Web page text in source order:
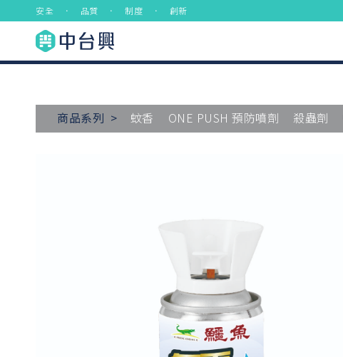
安全 ． 品質 ． 制度 ． 創新
商品系列 > 蚊香 ONE PUSH 預防噴劑 殺蟲劑